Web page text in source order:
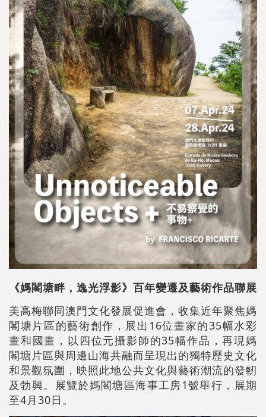
《媽閣塘畔，逸光浮影》百年變遷及藝術作品聯展
美高梅聯同澳門文化發展促進會，收集近年聚焦媽
閣塘片區的藝術創作，展出16位畫家的35幅水彩
畫和國畫，以四位元攝影師的35幅作品，再現媽
閣塘片區與周邊山海共融而呈現出的獨特歷史文化
和景觀氛圍，映照此地公共文化與藝術潮流的發軔
及勃興。展覽於媽閣塘區海事工房1號舉行，展期
至4月30日。